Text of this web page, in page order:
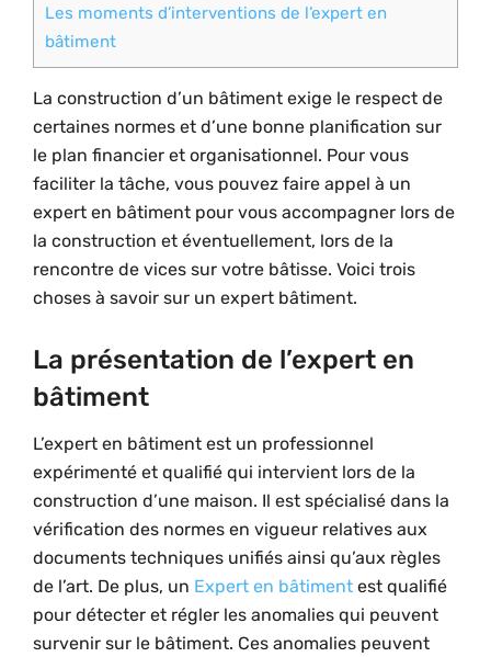
Les moments d’interventions de l’expert en
bâtiment
La construction d’un bâtiment exige le respect de
certaines normes et d’une bonne planification sur
le plan financier et organisationnel. Pour vous
faciliter la tâche, vous pouvez faire appel à un
expert en bâtiment pour vous accompagner lors de
la construction et éventuellement, lors de la
rencontre de vices sur votre bâtisse. Voici trois
choses à savoir sur un expert bâtiment.
La présentation de l’expert en
bâtiment
L’expert en bâtiment est un professionnel
expérimenté et qualifié qui intervient lors de la
construction d’une maison. Il est spécialisé dans la
vérification des normes en vigueur relatives aux
documents techniques unifiés ainsi qu’aux règles
de l’art. De plus, un Expert en bâtiment est qualifié
pour détecter et régler les anomalies qui peuvent
survenir sur le bâtiment. Ces anomalies peuvent